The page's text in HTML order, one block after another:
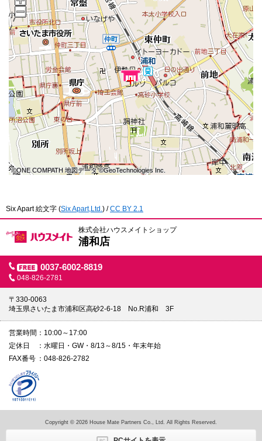
©ONE COMPATH 地図データ ©GeoTechnologies Inc.
©ONE COMPATH 地図データ ©GeoTechnologies Inc.
©ONE COMPATH 地図データ ©GeoTechnologies Inc.
©ONE COMPATH 地図データ ©GeoTechnologies Inc.
©ONE COMPATH 地図データ ©GeoTechnologies Inc.
©ONE COMPATH 地図データ ©GeoTechnologies Inc.
©ONE COMPATH 地図データ ©GeoTechnologies Inc.
©ONE COMPATH 地図データ ©GeoTechnologies Inc.
©ONE COMPATH 地図データ ©GeoTechnologies Inc.
Six Apart 絵文字 (Six Apart,Ltd.) /CC BY 2.1
株式会社ハウスメイトショップ
浦和店
0037-6002-8819
048-826-2781
〒330-0063
埼玉県さいたま市浦和区高砂2-6-18 No.R浦和 3F
営業時間
10:00～17:00
定休日
水曜日・GW・8/13～8/15・年末年始
FAX番号
048-826-2782
Copyright © 2026 House Mate Partners Co., Ltd. All Rights Reserved.